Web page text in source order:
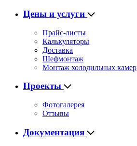
Цены и услуги
Прайс-листы
Калькуляторы
Доставка
Шефмонтаж
Монтаж холодильных камер
Проекты
Фотогалерея
Отзывы
Документация